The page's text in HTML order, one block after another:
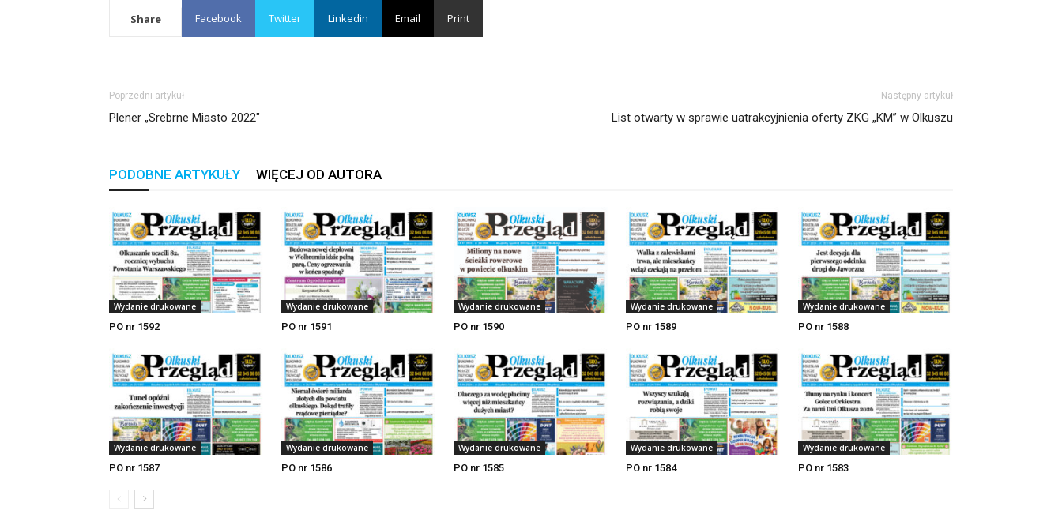
Share Facebook Twitter Linkedin Email Print
Poprzedni artykuł
Plener „Srebrne Miasto 2022″
Następny artykuł
List otwarty w sprawie uatrakcyjnienia oferty ZKG „KM” w Olkuszu
PODOBNE ARTYKUŁY WIĘCEJ OD AUTORA
Wydanie drukowane
PO nr 1592
Wydanie drukowane
PO nr 1591
Wydanie drukowane
PO nr 1590
Wydanie drukowane
PO nr 1589
Wydanie drukowane
PO nr 1588
Wydanie drukowane
PO nr 1587
Wydanie drukowane
PO nr 1586
Wydanie drukowane
PO nr 1585
Wydanie drukowane
PO nr 1584
Wydanie drukowane
PO nr 1583